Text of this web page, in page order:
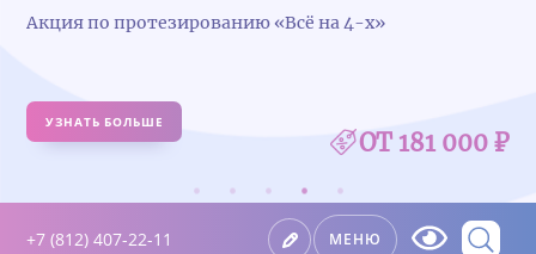
4-х»
ОТ 181 000 ₽
Удалили зуб — получите 5 000 ₽
+7 (812) 407-22-11 МЕНЮ